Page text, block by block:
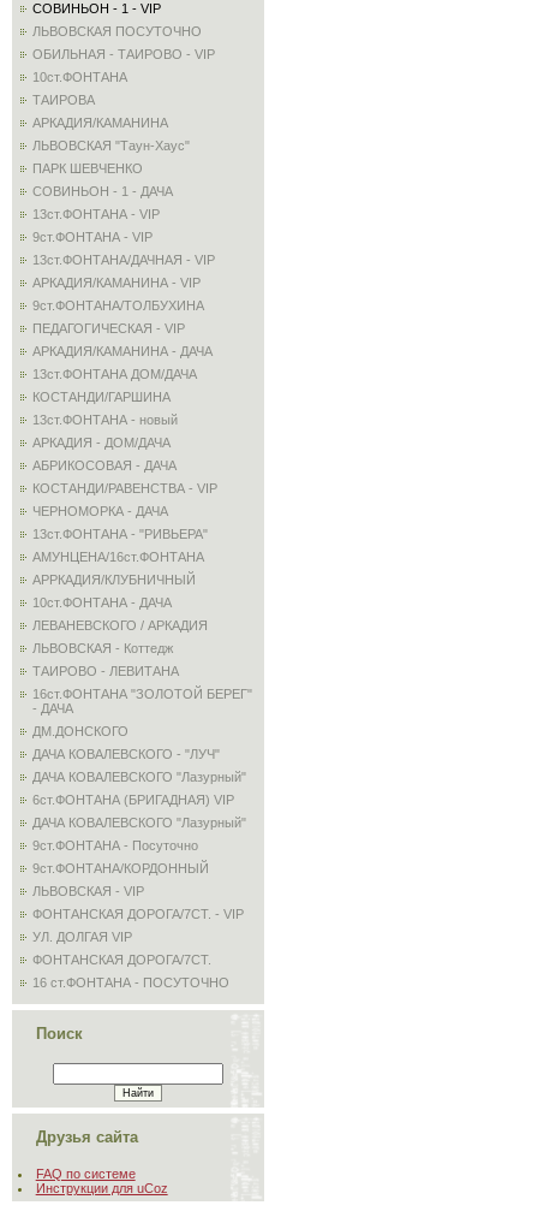
СОВИНЬОН - 1 - VIP
ЛЬВОВСКАЯ ПОСУТОЧНО
ОБИЛЬНАЯ - ТАИРОВО - VIP
10ст.ФОНТАНА
ТАИРОВА
АРКАДИЯ/КАМАНИНА
ЛЬВОВСКАЯ "Таун-Хаус"
ПАРК ШЕВЧЕНКО
СОВИНЬОН - 1 - ДАЧА
13ст.ФОНТАНА - VIP
9ст.ФОНТАНА - VIP
13ст.ФОНТАНА/ДАЧНАЯ - VIP
АРКАДИЯ/КАМАНИНА - VIP
9ст.ФОНТАНА/ТОЛБУХИНА
ПЕДАГОГИЧЕСКАЯ - VIP
АРКАДИЯ/КАМАНИНА - ДАЧА
13ст.ФОНТАНА ДОМ/ДАЧА
КОСТАНДИ/ГАРШИНА
13ст.ФОНТАНА - новый
АРКАДИЯ - ДОМ/ДАЧА
АБРИКОСОВАЯ - ДАЧА
КОСТАНДИ/РАВЕНСТВА - VIP
ЧЕРНОМОРКА - ДАЧА
13ст.ФОНТАНА - "РИВЬЕРА"
АМУНЦЕНА/16ст.ФОНТАНА
АРРКАДИЯ/КЛУБНИЧНЫЙ
10ст.ФОНТАНА - ДАЧА
ЛЕВАНЕВСКОГО / АРКАДИЯ
ЛЬВОВСКАЯ - Коттедж
ТАИРОВО - ЛЕВИТАНА
16ст.ФОНТАНА "ЗОЛОТОЙ БЕРЕГ"
- ДАЧА
ДМ.ДОНСКОГО
ДАЧА КОВАЛЕВСКОГО - "ЛУЧ"
ДАЧА КОВАЛЕВСКОГО "Лазурный"
6ст.ФОНТАНА (БРИГАДНАЯ) VIP
ДАЧА КОВАЛЕВСКОГО "Лазурный"
9ст.ФОНТАНА - Посуточно
9ст.ФОНТАНА/КОРДОННЫЙ
ЛЬВОВСКАЯ - VIP
ФОНТАНСКАЯ ДОРОГА/7СТ. - VIP
УЛ. ДОЛГАЯ VIP
ФОНТАНСКАЯ ДОРОГА/7СТ.
16 ст.ФОНТАНА - ПОСУТОЧНО
Поиск
Друзья сайта
FAQ по системе
Инструкции для uCoz